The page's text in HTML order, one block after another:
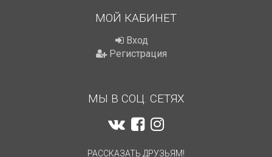
МОЙ КАБИНЕТ
Вход
Регистрация
МЫ В СОЦ. СЕТЯХ
РАССКАЗАТЬ ДРУЗЬЯМ!